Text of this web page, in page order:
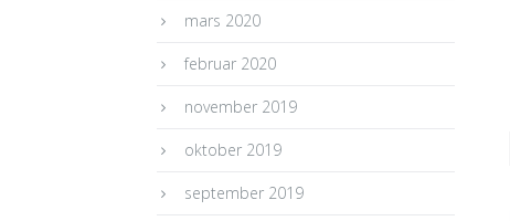
mars 2020
februar 2020
november 2019
oktober 2019
september 2019